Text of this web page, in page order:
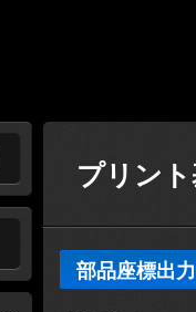
プリン
部品座標出力